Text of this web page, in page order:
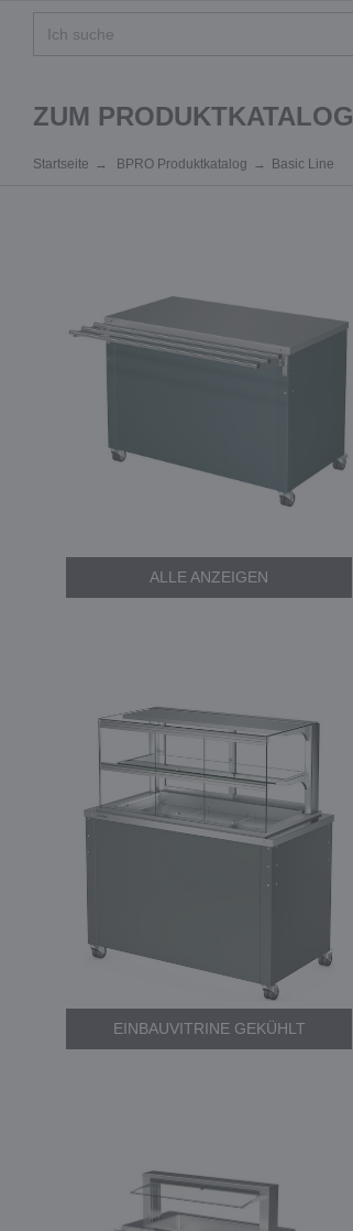
ZUM PRODUKTKATALOG
Startseite BPRO Produktkatalog Basic Line
ALLE ANZEIGEN
EINBAUVITRINE GEKÜHLT